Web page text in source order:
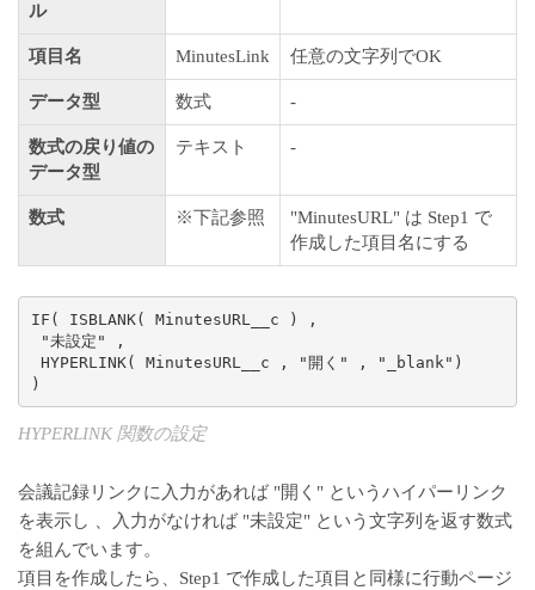
ル
項目名 MinutesLink 任意の文字列でOK
データ型 数式 -
数式の戻り値の
データ型
テキスト -
数式 ※下記参照
"MinutesURL" は Step1 で
作成した項目名にする
IF( ISBLANK( MinutesURL__c ) ,
"未設定" ,
HYPERLINK( MinutesURL__c , "開く" , "_blank")
)
HYPERLINK 関数の設定
会議記録リンクに入力があれば "開く" というハイパーリンク
を表示し 、入力がなければ "未設定" という文字列を返す数式
を組んでいます。
項目を作成したら、Step1 で作成した項目と同様に行動ページ